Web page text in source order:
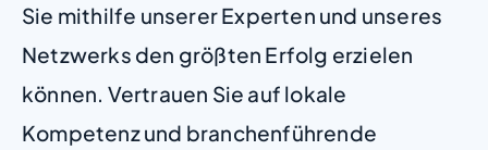
Sie mithilfe unserer Experten und unseres
Netzwerks den größten Erfolg erzielen
können. Vertrauen Sie auf lokale
Kompetenz und branchenführende